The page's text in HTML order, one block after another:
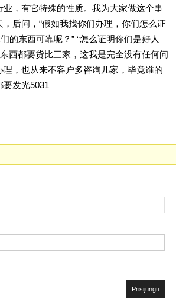
，有它特殊的性质。我为大家做这个事
后问，“假如我找你们办理，你们怎么证
的东西可靠呢？” “怎么证明你们是好人
西都要货比三家，这我是完全没有任何问
，也从来不客户多咨询几家，毕竟谁的
发光5031
Prisijungti